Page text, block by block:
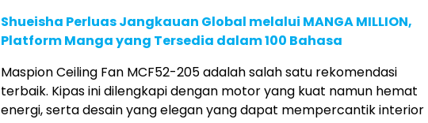
Shueisha Perluas Jangkauan Global melalui MANGA MILLION,
Platform Manga yang Tersedia dalam 100 Bahasa
Maspion Ceiling Fan MCF52-205 adalah salah satu rekomendasi
terbaik. Kipas ini dilengkapi dengan motor yang kuat namun hemat
energi, serta desain yang elegan yang dapat mempercantik interior